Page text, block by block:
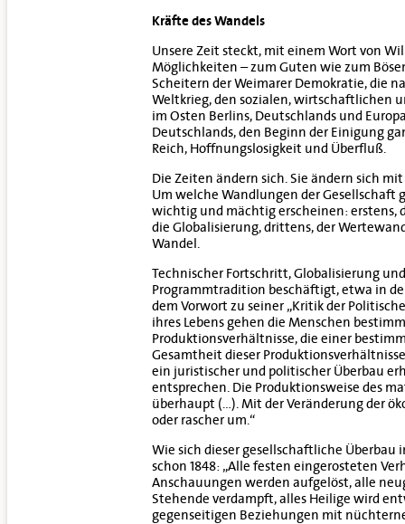
Kräfte des Wandels
Unsere Zeit steckt, mit einem Wort von
Möglichkeiten – zum Guten wie zum
Scheitern der Weimarer Demokratie, die
Weltkrieg, den sozialen, wirtschaftlichen
im Osten Berlins, Deutschlands und
Deutschlands, den Beginn der Einigung
Reich, Hoffnungslosigkeit und Überfluß.
Die Zeiten ändern sich. Sie ändern sich
Um welche Wandlungen der Gesellschaft
wichtig und mächtig erscheinen:
die Globalisierung, drittens, der
Wandel.
Technischer Fortschritt, Globalisierung
Programmtradition beschäftigt, etwa in
dem Vorwort zu seiner „Kritik der
ihres Lebens gehen die Menschen
Produktionsverhältnisse, die einer
Gesamtheit dieser
ein juristischer und politischer Überbau
entsprechen. Die Produktionsweise des
überhaupt (…). Mit der Veränderung der
oder rascher um.“
Wie sich dieser gesellschaftliche
schon 1848: „Alle festen eingerosteten
Anschauungen werden aufgelöst, alle
Stehende verdampft, alles Heilige wird
gegenseitigen Beziehungen mit